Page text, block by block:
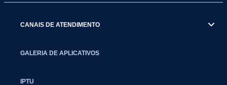
CANAIS DE ATENDIMENTO
GALERIA DE APLICATIVOS
IPTU